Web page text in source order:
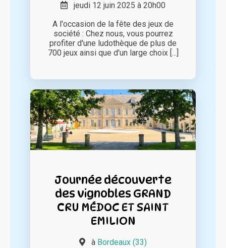
jeudi 12 juin 2025 à 20h00
A l'occasion de la fête des jeux de
société : Chez nous, vous pourrez
profiter d'une ludothèque de plus de
700 jeux ainsi que d'un large choix [...]
Journée découverte
des vignobles GRAND
CRU MÉDOC ET SAINT
EMILION
à Bordeaux (33)